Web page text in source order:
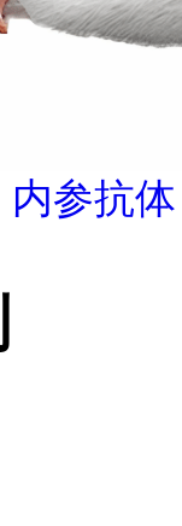
内参抗体